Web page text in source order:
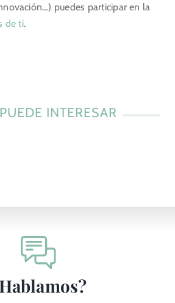
puedes participar en la
de ti.
INTERESAR